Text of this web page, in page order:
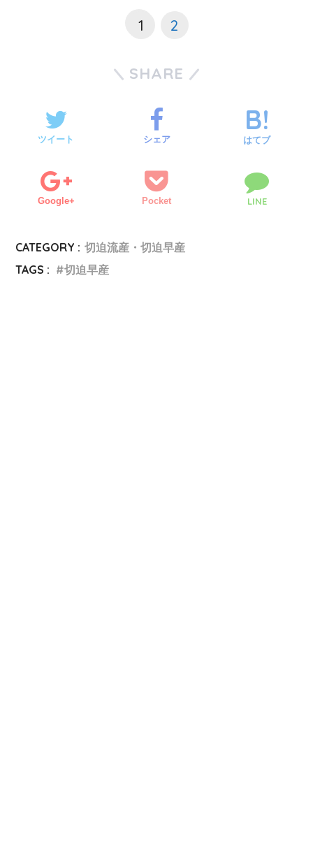
1 2
SHARE
ツイート シェア はてブ
Google+ Pocket LINE
CATEGORY : 切迫流産・切迫早産
TAGS :
切迫早産